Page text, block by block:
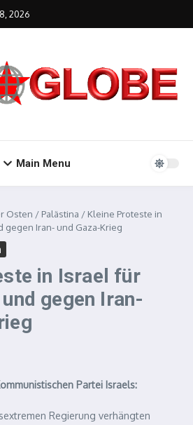
2026
Main Menu
Osten / Palästina / Kleine Proteste in
gegen Iran- und Gaza-Krieg
in Israel für
gegen Iran-
Partei Israels:
Regierung verhängten